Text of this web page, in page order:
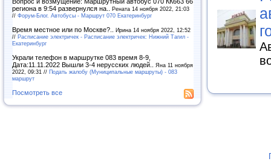
региона в 9:54 развернулся на.. Рената 14 ноября 2022, 21:03
// Форум-Блог. Автобусы - Маршрут 070 Екатеринбург
Время местное или по Москве?.. Ирина 14 ноября 2022, 12:52
// Расписание электричек - Расписание электричек: Нижний Тагил -
Екатеринбург
Украли телефон в маршрутке 083 время 8-9,
Дата:11.11.2022 Вышли 3-4 нерусских людей.. Яна 11 ноября
2022, 09:31 // Подать жалобу (Муниципальные маршруты) - 083
маршрут
Посмотреть все